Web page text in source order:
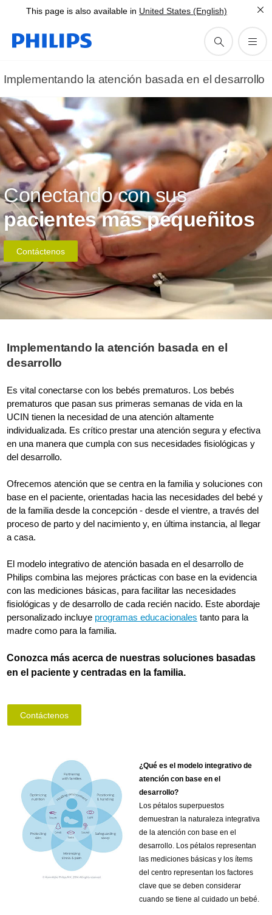
This page is also available in United States (English)
Implementando la atención basada en el desarrollo
Conectando con sus
pacientes más pequeñitos
Contáctenos
Implementando la atención basada en el
desarrollo
Es vital conectarse con los bebés prematuros. Los bebés
prematuros que pasan sus primeras semanas de vida en la
UCIN tienen la necesidad de una atención altamente
individualizada. Es crítico prestar una atención segura y efectiva
en una manera que cumpla con sus necesidades fisiológicas y
del desarrollo.
Ofrecemos atención que se centra en la familia y soluciones con
base en el paciente, orientadas hacia las necesidades del bebé y
de la familia desde la concepción - desde el vientre, a través del
proceso de parto y del nacimiento y, en última instancia, al llegar
a casa.
El modelo integrativo de atención basada en el desarrollo de
Philips combina las mejores prácticas con base en la evidencia
con las mediciones básicas, para facilitar las necesidades
fisiológicas y de desarrollo de cada recién nacido. Este abordaje
personalizado incluye programas educacionales tanto para la
madre como para la familia.
Conozca más acerca de nuestras soluciones basadas
en el paciente y centradas en la familia.
Contáctenos
¿Qué es el modelo integrativo de
atención con base en el
desarrollo?
Los pétalos superpuestos
demuestran la naturaleza integrativa
de la atención con base en el
desarrollo. Los pétalos representan
las mediciones básicas y los ítems
del centro representan los factores
clave que se deben considerar
cuando se tiene al cuidado un bebé.